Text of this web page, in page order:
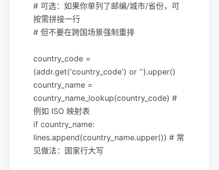
# 可选：如果你单列了邮编/城市/省份，可
按需拼接一行
# 但不要在跨国场景强制重排
country_code =
(addr.get('country_code') or '').upper()
country_name =
country_name_lookup(country_code) #
例如 ISO 映射表
if country_name:
lines.append(country_name.upper()) # 常
见做法：国家行大写